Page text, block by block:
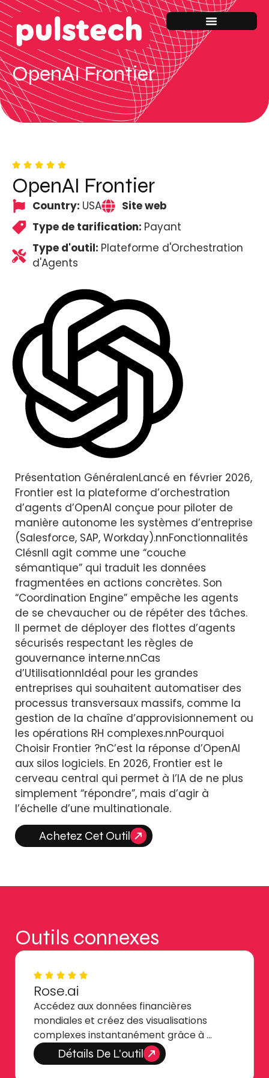
OpenAI Frontier
OpenAI Frontier
Country: USA
Site web
Type de tarification: Payant
Type d'outil: Plateforme d'Orchestration
d'Agents
Présentation GénéralenLancé en février 2026,
Frontier est la plateforme d’orchestration
d’agents d’OpenAI conçue pour piloter de
manière autonome les systèmes d’entreprise
(Salesforce, SAP, Workday).nnFonctionnalités
ClésnIl agit comme une “couche
sémantique” qui traduit les données
fragmentées en actions concrètes. Son
“Coordination Engine” empêche les agents
de se chevaucher ou de répéter des tâches.
Il permet de déployer des flottes d’agents
sécurisés respectant les règles de
gouvernance interne.nnCas
d’UtilisationnIdéal pour les grandes
entreprises qui souhaitent automatiser des
processus transversaux massifs, comme la
gestion de la chaîne d’approvisionnement ou
les opérations RH complexes.nnPourquoi
Choisir Frontier ?nC’est la réponse d’OpenAI
aux silos logiciels. En 2026, Frontier est le
cerveau central qui permet à l’IA de ne plus
simplement “répondre”, mais d’agir à
l’échelle d’une multinationale.
Achetez Cet Outil
Outils connexes
Rose.ai
Accédez aux données financières
mondiales et créez des visualisations
complexes instantanément grâce à …
Détails De L'outil